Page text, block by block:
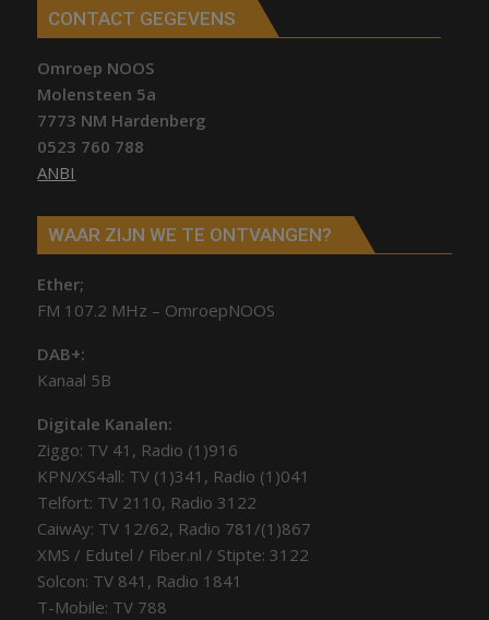
CONTACT GEGEVENS
Omroep NOOS
Molensteen 5a
7773 NM Hardenberg
0523 760 788
ANBI
WAAR ZIJN WE TE ONTVANGEN?
Ether;
FM 107.2 MHz – OmroepNOOS
DAB+:
Kanaal 5B
Digitale Kanalen:
Ziggo: TV 41, Radio (1)916
KPN/XS4all: TV (1)341, Radio (1)041
Telfort: TV 2110, Radio 3122
CaiwAy: TV 12/62, Radio 781/(1)867
XMS / Edutel / Fiber.nl / Stipte: 3122
Solcon: TV 841, Radio 1841
T-Mobile: TV 788